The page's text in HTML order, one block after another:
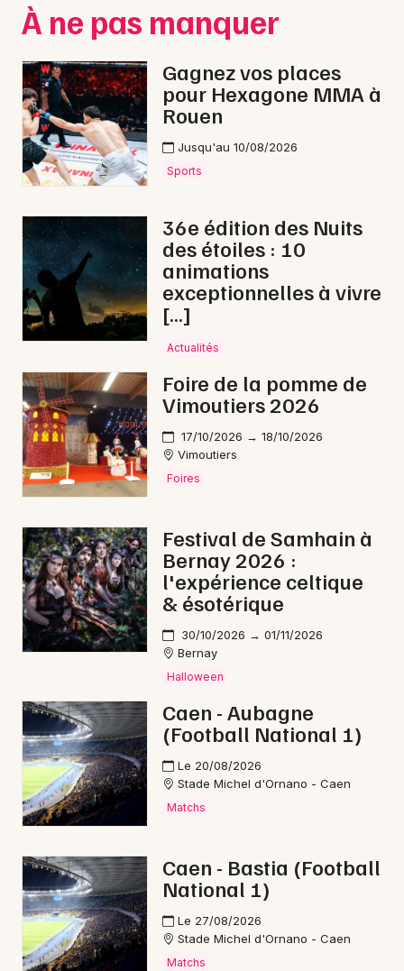
Spectacles
Concerts
Sports
Soirées
Sorties famille
Expos
Sorties & loisirs
Carnaval dans l' Orne
Carnaval en Normandie
Artistes en tournée
Actus à Alençon
Magazine à Alençon
61 - Orne
Mon email
Nantes
Nice
Paris
Strasbourg
Toulouse
À ne pas manquer
Gagnez vos places
pour Hexagone MMA à
Rouen
Jusqu'au 10/08/2026
Sports
36e édition des Nuits
des étoiles : 10
animations
exceptionnelles à vivre
[…]
Actualités
Foire de la pomme de
Vimoutiers 2026
17/10/2026 → 18/10/2026
Vimoutiers
Foires
Festival de Samhain à
Bernay 2026 :
l'expérience celtique
& ésotérique
30/10/2026 → 01/11/2026
Bernay
Halloween
Caen - Aubagne
(Football National 1)
Le 20/08/2026
Stade Michel d'Ornano - Caen
Matchs
Caen - Bastia (Football
National 1)
Le 27/08/2026
Stade Michel d'Ornano - Caen
Matchs